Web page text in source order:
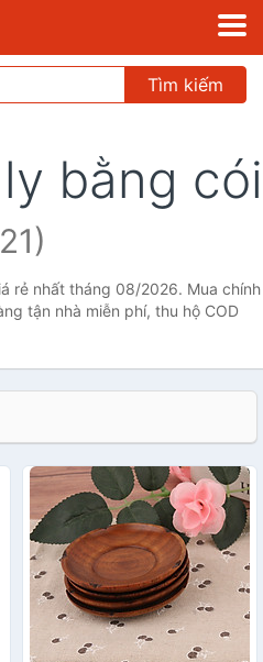
Tìm kiếm
bằng cói
rẻ nhất tháng 08/2026. Mua chính
tận nhà miễn phí, thu hộ COD